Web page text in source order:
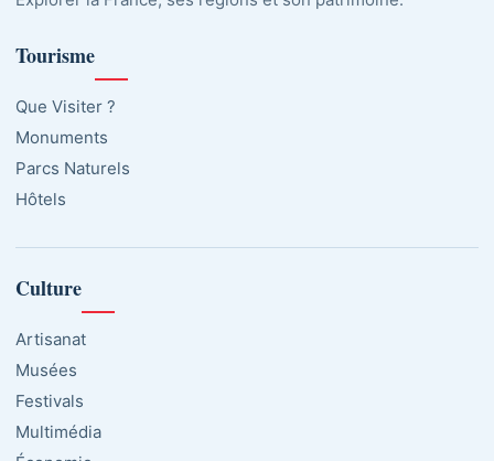
Tourisme
Que Visiter ?
Monuments
Parcs Naturels
Hôtels
Culture
Artisanat
Musées
Festivals
Multimédia